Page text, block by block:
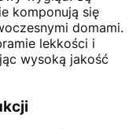
komponują się
domami.
lekkości i
wysoką jakość